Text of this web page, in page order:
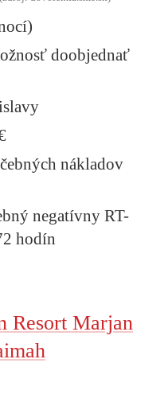
doobjednať
nákladov
negatívny RT-
hodín
Resort Marjan